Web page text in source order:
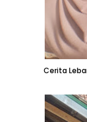
Cerita